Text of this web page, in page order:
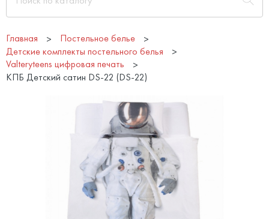
Главная
Постельное белье
Детские комплекты постельного белья
Valteryteens цифровая печать
КПБ Детский сатин DS-22 (DS-22)